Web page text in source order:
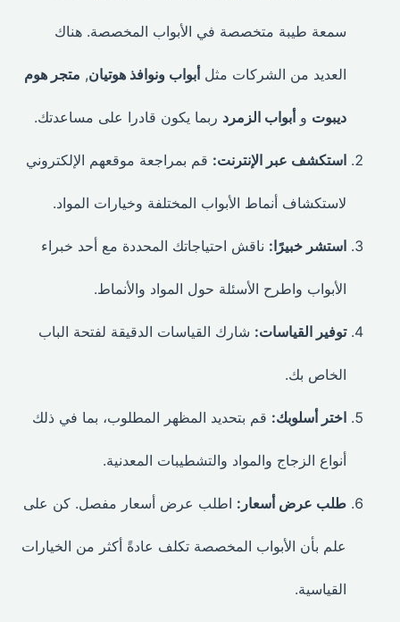
سمعة طيبة متخصصة في الأبواب المخصصة. هناك
العديد من الشركات مثل أبواب ونوافذ هوتيان,متجر هوم
ديبوتو أبواب الزمردربما يكون قادرا على مساعدتك.
استكشف عبر الإنترنت:قم بمراجعة موقعهم الإلكتروني
لاستكشاف أنماط الأبواب المختلفة وخيارات المواد.
استشر خبيرًا:ناقش احتياجاتك المحددة مع أحد خبراء
الأبواب واطرح الأسئلة حول المواد والأنماط.
توفير القياسات:شارك القياسات الدقيقة لفتحة الباب
الخاص بك.
اختر أسلوبك:قم بتحديد المظهر المطلوب، بما في ذلك
أنواع الزجاج والمواد والتشطيبات المعدنية.
طلب عرض أسعار:اطلب عرض أسعار مفصل. كن على
علم بأن الأبواب المخصصة تكلف عادةً أكثر من الخيارات
القياسية.